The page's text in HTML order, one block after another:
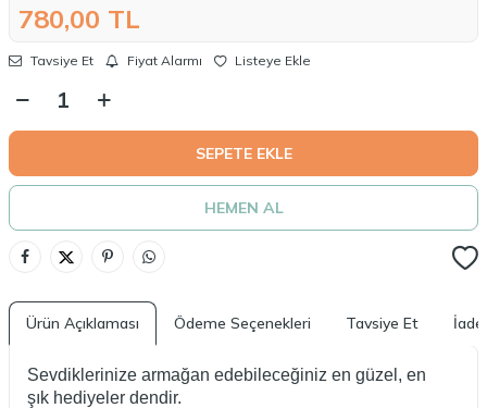
780,00 TL
Tavsiye Et Fiyat Alarmı Listeye Ekle
SEPETE EKLE
HEMEN AL
Ürün Açıklaması Ödeme Seçenekleri Tavsiye Et İade
Sevdiklerinize armağan edebileceğiniz en güzel, en
şık hediyeler dendir.